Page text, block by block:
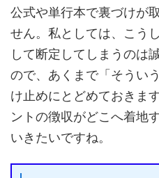
公式や単行本で裏づけが
せん。私としては、こう
して断定してしまうのは
ので、あくまで「そうい
け止めにとどめておきま
ントの徴収がどこへ着地
いきたいですね。